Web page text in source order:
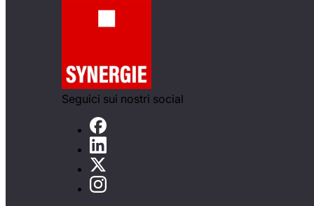
Seguici sui nostri social